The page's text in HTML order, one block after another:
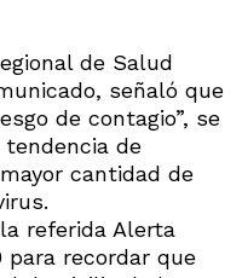
de Salud
señaló que
de contagio”, se
de
cantidad de
referida Alerta
para recordar que